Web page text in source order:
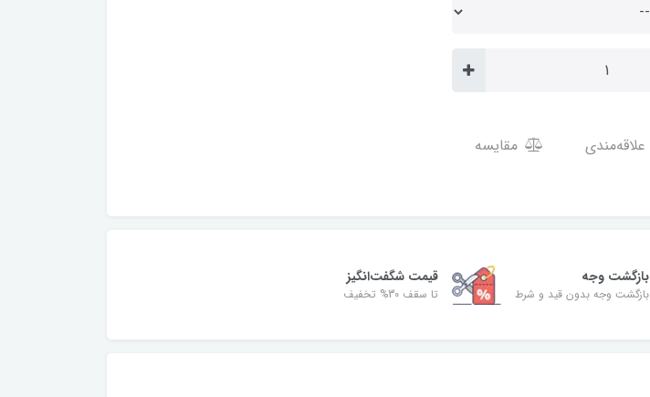
مقایسه
بازگشت وجه
بازگشت وجه بدون قید و شرط
قیمت شگفت‌انگیز
تا سقف 30% تخفیف